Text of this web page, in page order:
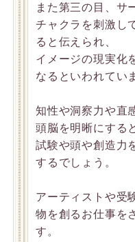
また第三の目、サ
チャクラを刺激し
ると伝えられ、
イメージの現実化
なるといわれてい
知性や洞察力や直
頭脳を明晰にする
試験や頭や創造力
するでしょう。
アーティストや受
物を創るお仕事を
す。